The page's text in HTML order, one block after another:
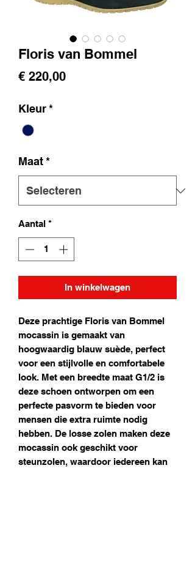
Floris van Bommel
€ 220,00Prijs
Kleur*
Maat*
Aantal *
In winkelwagen
Deze prachtige Floris van Bommel
mocassin is gemaakt van
hoogwaardig blauw suède, perfect
voor een stijlvolle en comfortabele
look. Met een breedte maat G1/2 is
deze schoen ontworpen om een
perfecte pasvorm te bieden voor
mensen die extra ruimte nodig
hebben. De losse zolen maken deze
mocassin ook geschikt voor
steunzolen, waardoor iedereen kan